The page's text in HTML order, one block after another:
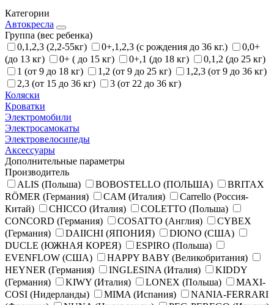
Категории
Автокресла
Группа (вес ребенка)
0,1,2,3 (2,2-55кг)
0+,1,2,3 (с рождения до 36 кг.)
0,0+
(до 13 кг)
0+ ( до 15 кг) 0+,1 (до 18 кг)
0,1,2 (до 25 кг)
1 (от 9 до 18 кг)
1,2 (от 9 до 25 кг)
1,2,3 (от 9 до 36 кг)
2,3 (от 15 до 36 кг)
3 (от 22 до 36 кг)
Коляски
Кроватки
Электромобили
Электросамокаты
Электровелосипеды
Аксессуары
Дополнительные параметры
Производитель
ALIS (Польша)
BOBOSTELLO (ПОЛЬША)
BRITAX
RÖMER (Германия)
CAM (Италия)
Carrello (Россия-
Китай)
CHICCO (Италия)
COLETTO (Польша)
CONCORD (Германия)
COSATTO (Англия)
CYBEX
(Германия)
DAIICHI (ЯПОНИЯ)
DIONO (США)
DUCLE (ЮЖНАЯ КОРЕЯ)
ESPIRO (Польша)
EVENFLOW (США)
HAPPY BABY (Великобритания)
HEYNER (Германия)
INGLESINA (Италия)
KIDDY
(Германия)
KIWY (Италия) LONEX (Польша)
MAXI-
COSI (Нидерланды)
MIMA (Испания)
NANIA-FERRARI